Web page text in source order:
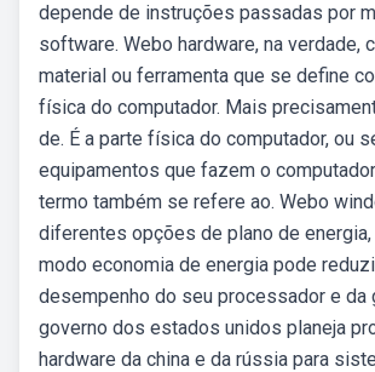
depende de instruções passadas por
software. Webo hardware, na verdade,
material ou ferramenta que se define
física do computador. Mais
de. É a parte física do computador, ou
equipamentos que fazem o
termo também se refere ao. Webo
diferentes opções de plano de
modo economia de energia pode
desempenho do seu processador e da
governo dos estados unidos planeja
hardware da china e da rússia para